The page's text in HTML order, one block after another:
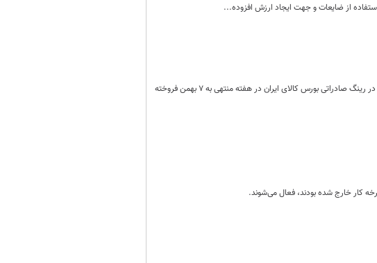
۲۶۷ هزار و ۹۳۸ تن انواع محصول صنعتی و پتروشیمی به ارزش بیش از ۵ هزار و ۹۵ میلیارد تومان در رینگ صادراتی بورس کالای ایران در هفته منتهی به ۷ بهمن فروخته